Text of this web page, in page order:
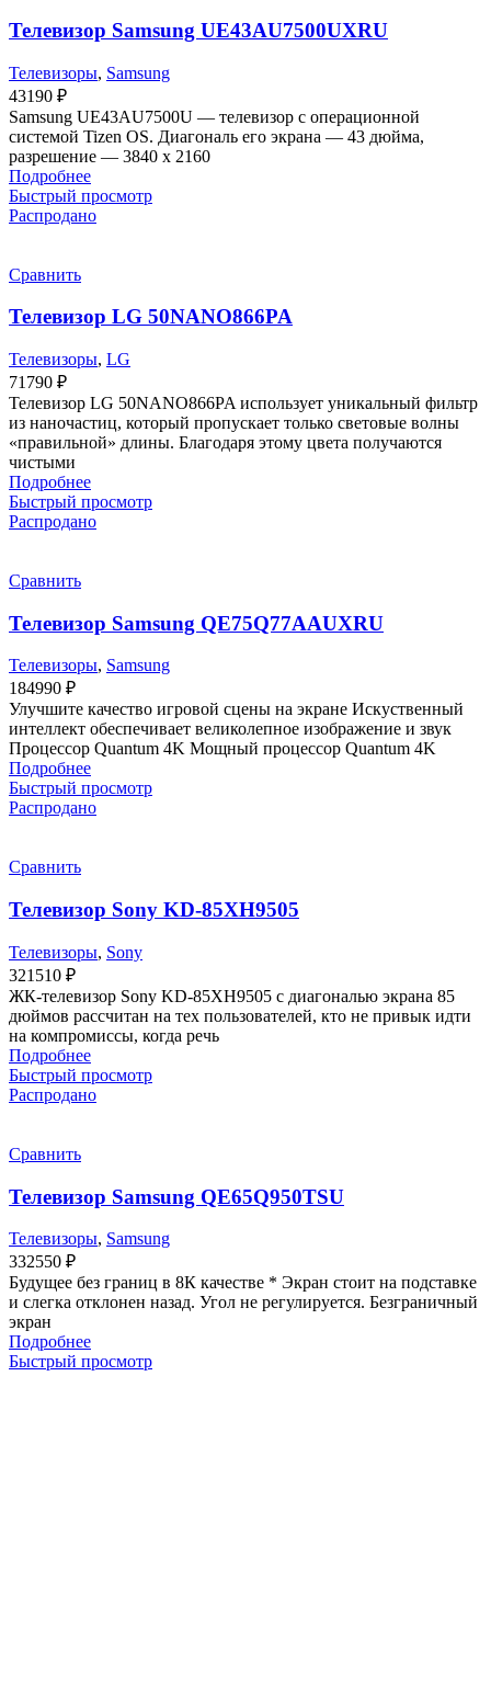
Телевизор Samsung UE43AU7500UXRU
Телевизоры, Samsung
43190 ₽
Samsung UE43AU7500U — телевизор с операционной
системой Tizen OS. Диагональ его экрана — 43 дюйма,
разрешение — 3840 х 2160
Подробнее
Быстрый просмотр
Распродано
Сравнить
Телевизор LG 50NANO866PA
Телевизоры, LG
71790 ₽
Телевизор LG 50NANO866PA использует уникальный фильтр
из наночастиц, который пропускает только световые волны
«правильной» длины. Благодаря этому цвета получаются
чистыми
Подробнее
Быстрый просмотр
Распродано
Сравнить
Телевизор Samsung QE75Q77AAUXRU
Телевизоры, Samsung
184990 ₽
Улучшите качество игровой сцены на экране Искуственный
интеллект обеспечивает великолепное изображение и звук
Процессор Quantum 4K Мощный процессор Quantum 4K
Подробнее
Быстрый просмотр
Распродано
Сравнить
Телевизор Sony KD-85XH9505
Телевизоры, Sony
321510 ₽
ЖК-телевизор Sony KD-85XH9505 с диагональю экрана 85
дюймов рассчитан на тех пользователей, кто не привык идти
на компромиссы, когда речь
Подробнее
Быстрый просмотр
Распродано
Сравнить
Телевизор Samsung QE65Q950TSU
Телевизоры, Samsung
332550 ₽
Будущее без границ в 8К качестве * Экран стоит на подставке
и слегка отклонен назад. Угол не регулируется. Безграничный
экран
Подробнее
Быстрый просмотр